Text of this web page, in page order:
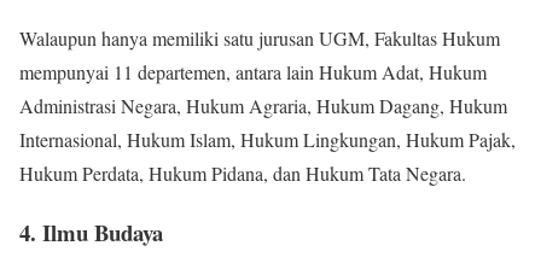
Walaupun hanya memiliki satu jurusan UGM, Fakultas Hukum
mempunyai 11 departemen, antara lain Hukum Adat, Hukum
Administrasi Negara, Hukum Agraria, Hukum Dagang, Hukum
Internasional, Hukum Islam, Hukum Lingkungan, Hukum Pajak,
Hukum Perdata, Hukum Pidana, dan Hukum Tata Negara.
4. Ilmu Budaya